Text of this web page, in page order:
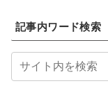
記事内ワード検索